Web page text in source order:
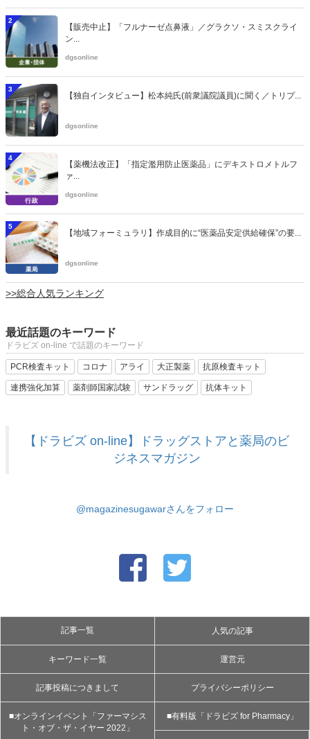
2
【販売中止】「フルナーゼ点鼻液」／グラクソ・スミスクライ
ン...
dgsonline
3
【独自インタビュー】松本純氏(前衆議院議員)に聞く／トリプ...
dgsonline
4
【薬機法改正】「指定濫用防止医薬品」にデキストロメトルフ
ァ...
dgsonline
5
【地域フォーミュラリ】作成目的に“医薬品安定供給確保”の要...
dgsonline
>>総合人気ランキング
最近話題のキーワード
ドラビズ on-line で話題のキーワード
PCR検査キット コロナ アライ 大正製薬 抗原検査キット
連携強化加算 薬剤師国家試験 サンドラッグ 抗体キット
【ドラビズ on-line】ドラッグストアと薬局のビ
ジネスマガジン
@magazinesugawarさんをフォロー
記事一覧 人気の記事
キーワード一覧 運営元
記事投稿につきまして プライバシーポリシー
■オンラインイベント「ファーマシス
ト・オブ・ザ・イヤー 2022」
■有料版「ドラビズ for Pharmacy」